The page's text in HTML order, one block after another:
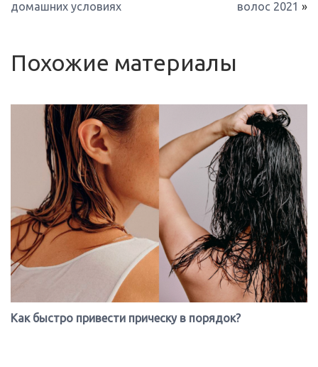
домашних условиях волос 2021 »
Похожие материалы
Как быстро привести прическу в порядок?